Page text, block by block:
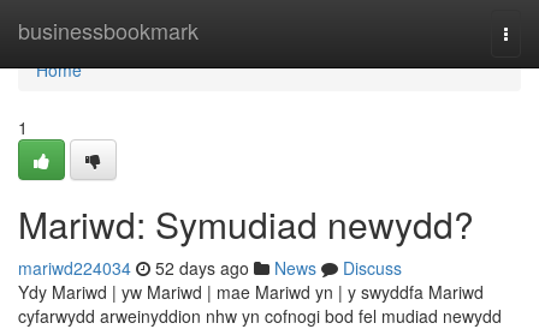
businessbookmark
Home
Home
1
Mariwd: Symudiad newydd?
mariwd224034 52 days ago News
Discuss
Ydy Mariwd | yw Mariwd | mae Mariwd yn | y swyddfa Mariwd
cyfarwydd arweinyddion nhw yn cofnogi bod fel mudiad newydd